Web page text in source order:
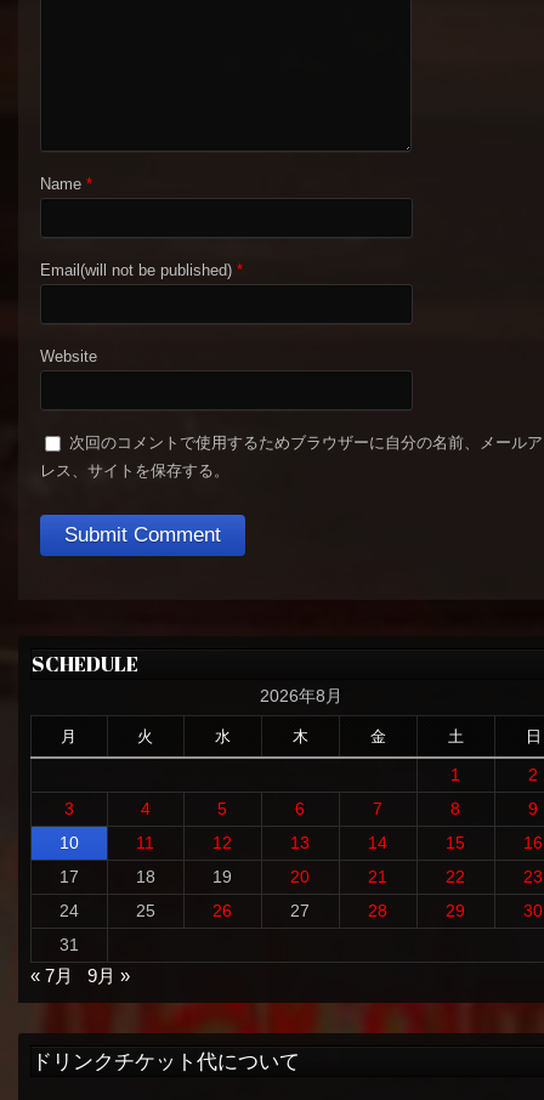
Name *
Email(will not be published) *
Website
次回のコメントで使用するためブラウザーに自分の名前、メール
レス、サイトを保存する。
SCHEDULE
2026年8月
月 火 水 木 金 土 日
1
2
3
4 5 6 7 8
9
10
11 12 13 14 15
16
17
18 19 20 21 22
23
24
25 26 27 28 29
30
31
« 7月
9月 »
ドリンクチケット代について